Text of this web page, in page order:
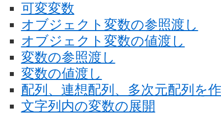
可変変数
オブジェクト変数の参照渡し
オブジェクト変数の値渡し
変数の参照渡し
変数の値渡し
配列、連想配列、多次元配列を
文字列内の変数の展開